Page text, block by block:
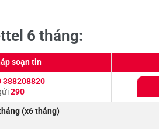
6 tháng:
soạn tin
388208820
290
(x6 tháng)